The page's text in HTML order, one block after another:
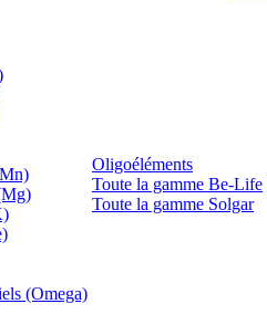
(Omega)
Oligoéléments
Toute la gamme Be-Life
Toute la gamme Solgar